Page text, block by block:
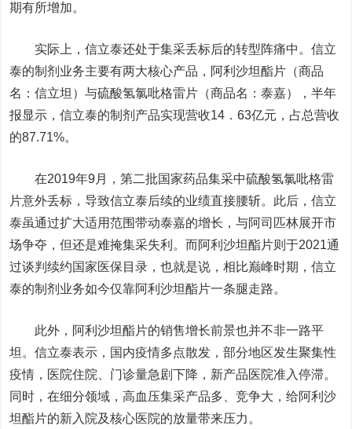
期有所增加。
实际上 ，信立泰还处于集采丢标后的转型阵痛中 。信立
泰的制剂业务主要有两大核心产品 ，阿利沙坦酯片（商品
名 ：信立坦）与硫酸氢氯吡格雷片（商品名：泰嘉），半年
报显示 ，信立泰的制剂 产品实现营收14 ．63亿元 ， 占总营收
的87.71%。
在2019年9月 ，第二批国家药品集采中硫酸氢氯吡格雷
片意外丢标 ，导致信立泰后续的业绩直接腰斩。 此后 ，信立
泰虽通过扩大适用范围带动泰嘉的增长，与阿司匹林展开市
场争夺 ，但还是难掩集采失利 。而阿利沙坦酯片则于2021通
过谈判续约国家医保目录，也就是说 ，相比巅峰时期 ，信立
泰的制剂业务如今仅靠阿利沙坦酯片一条腿走路。
此外 ，阿利沙坦酯片的销售增长前景也并不非一路平
坦。信立泰表示，国内疫情多点散发，部分地区发生聚集性
疫情，医院住院、门诊量急剧下降，新产品医院准入停滞。
同时，在细分领域，高血压集采产品多、竞争大，给阿利沙
坦酯片的新入院及核心医院的放量带来压力。